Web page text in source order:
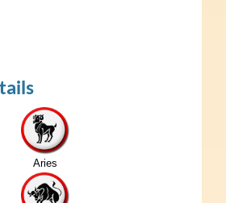
Aries